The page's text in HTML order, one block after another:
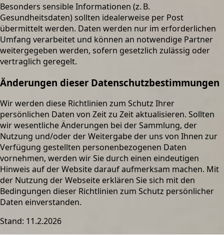
Besonders sensible Informationen (z. B.
Gesundheitsdaten) sollten idealerweise per Post
übermittelt werden. Daten werden nur im erforderlichen
Umfang verarbeitet und können an notwendige Partner
weitergegeben werden, sofern gesetzlich zulässig oder
vertraglich geregelt.
Änderungen dieser Datenschutzbestimmungen
Wir werden diese Richtlinien zum Schutz Ihrer
persönlichen Daten von Zeit zu Zeit aktualisieren. Sollten
wir wesentliche Änderungen bei der Sammlung, der
Nutzung und/oder der Weitergabe der uns von Ihnen zur
Verfügung gestellten personenbezogenen Daten
vornehmen, werden wir Sie durch einen eindeutigen
Hinweis auf der Website darauf aufmerksam machen. Mit
der Nutzung der Webseite erklären Sie sich mit den
Bedingungen dieser Richtlinien zum Schutz persönlicher
Daten einverstanden.
Stand: 11.2.2026